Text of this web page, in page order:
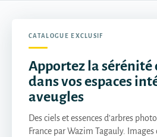
CATALOGUE EXCLUSIF
Apportez la sérénité
dans vos espaces
aveugles
Des ciels et essences d'arbres
France par Wazim Tagauly.